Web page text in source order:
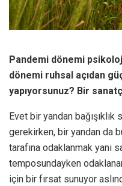
Pandemi dönemi
dönemi ruhsal açıdan
yapıyorsunuz? Bir
Evet bir yandan
gerekirken, bir yandan da
tarafına odaklanmak yani
temposundayken
için bir fırsat sunuyor